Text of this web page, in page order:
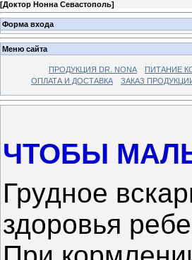
[Доктор Нонна Севастополь]
Форма входа
Меню сайта
ПРОДУКЦИЯ DR. NONA ПИТАНИЕ
ОПЛАТА И ДОСТАВКА
ЗАКАЗ
ЧТОБЫ
Грудное
здоровья